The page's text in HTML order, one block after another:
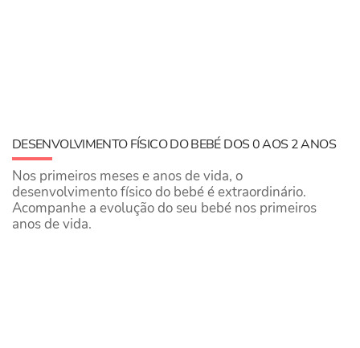
DESENVOLVIMENTO FÍSICO DO BEBÉ DOS 0 AOS 2 ANOS
Nos primeiros meses e anos de vida, o
desenvolvimento físico do bebé é extraordinário.
Acompanhe a evolução do seu bebé nos primeiros
anos de vida.